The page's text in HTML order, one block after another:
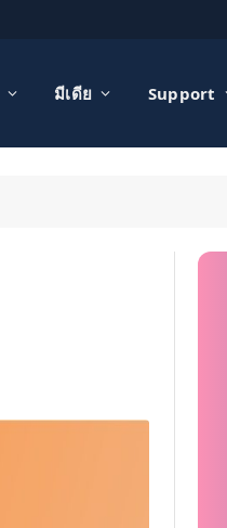
มีเดีย Support